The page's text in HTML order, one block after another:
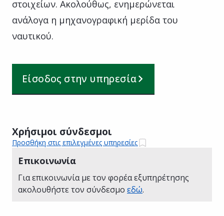
στοιχείων. Ακολούθως, ενημερώνεται
ανάλογα η μηχανογραφική μερίδα του
ναυτικού.
Είσοδος στην υπηρεσία
Χρήσιμοι σύνδεσμοι
Προσθήκη στις επιλεγμένες υπηρεσίες
Επικοινωνία
Για επικοινωνία με τον φορέα εξυπηρέτησης
ακολουθήστε τον σύνδεσμο εδώ.